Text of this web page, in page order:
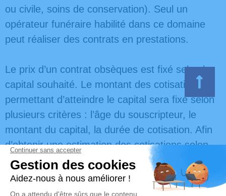
ou civile, soins de conservation). Seul un
opérateur funéraire habilité dans ce domaine
peut réaliser des contrats en prestations.
Le prix d’un contrat obsèques est fixé selon le
capital souhaité. Le montant des cotisations
permettant d’atteindre le capital sera fixé selon
plusieurs critères : l’âge du souscripteur, le
montant du capital, la durée de cotisation. Afin
d’obtenir une estimation des cotisations selon
vos volontés et votre budget vous pouvez
utiliser notre simulateur en ligne.